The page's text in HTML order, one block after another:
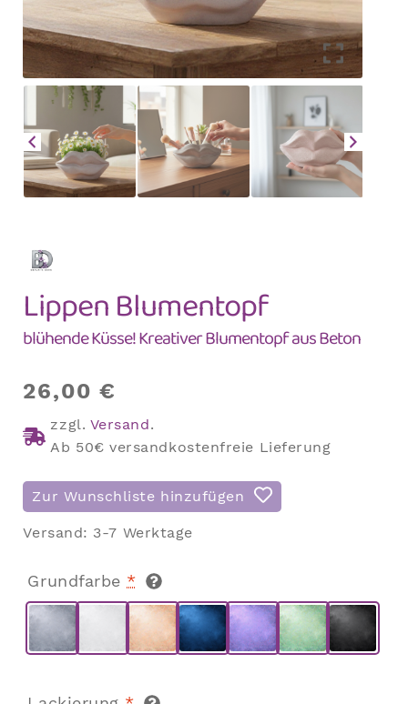
Lippen Blumentopf
blühende Küsse! Kreativer Blumentopf aus Beton
26,00€
zzgl. Versand.
Ab 50€ versandkostenfreie Lieferung
Zur Wunschliste hinzufügen
Versand: 3-7 Werktage
Grundfarbe *